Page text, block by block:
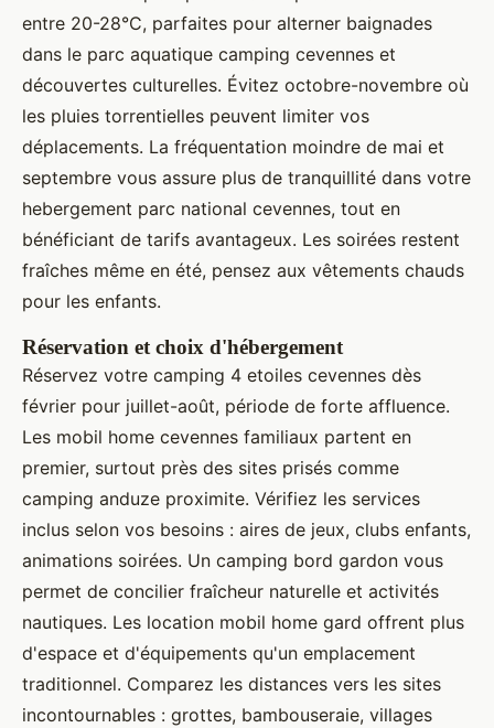
entre 20-28°C, parfaites pour alterner baignades
dans le parc aquatique camping cevennes et
découvertes culturelles. Évitez octobre-novembre où
les pluies torrentielles peuvent limiter vos
déplacements. La fréquentation moindre de mai et
septembre vous assure plus de tranquillité dans votre
hebergement parc national cevennes, tout en
bénéficiant de tarifs avantageux. Les soirées restent
fraîches même en été, pensez aux vêtements chauds
pour les enfants.
Réservation et choix d'hébergement
Réservez votre camping 4 etoiles cevennes dès
février pour juillet-août, période de forte affluence.
Les mobil home cevennes familiaux partent en
premier, surtout près des sites prisés comme
camping anduze proximite. Vérifiez les services
inclus selon vos besoins : aires de jeux, clubs enfants,
animations soirées. Un camping bord gardon vous
permet de concilier fraîcheur naturelle et activités
nautiques. Les location mobil home gard offrent plus
d'espace et d'équipements qu'un emplacement
traditionnel. Comparez les distances vers les sites
incontournables : grottes, bambouseraie, villages